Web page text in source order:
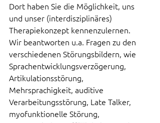
Dort haben Sie die Möglichkeit, uns
und unser (interdisziplinäres)
Therapiekonzept kennenzulernen.
Wir beantworten u.a. Fragen zu den
verschiedenen Störungsbildern, wie
Sprachentwicklungsverzögerung,
Artikulationsstörung,
Mehrsprachigkeit, auditive
Verarbeitungsstörung, Late Talker,
myofunktionelle Störung,